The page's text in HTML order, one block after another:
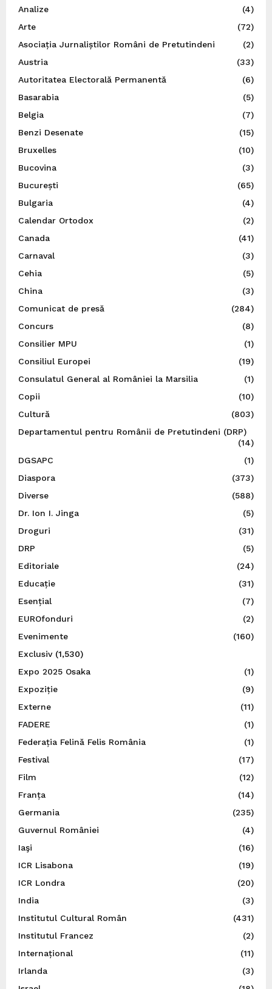
Analize
(4)
Arte
(72)
Asociația Jurnaliștilor Români de Pretutindeni
(2)
Austria
(33)
Autoritatea Electorală Permanentă
(6)
Basarabia
(5)
Belgia
(7)
Benzi Desenate
(15)
Bruxelles
(10)
Bucovina
(3)
București
(65)
Bulgaria
(4)
Calendar Ortodox
(2)
Canada
(41)
Carnaval
(3)
Cehia
(5)
China
(3)
Comunicat de presă
(284)
Concurs
(8)
Consilier MPU
(1)
Consiliul Europei
(19)
Consulatul General al României la Marsilia
(1)
Copii
(10)
Cultură
(803)
Departamentul pentru Românii de Pretutindeni (DRP)
(14)
DGSAPC
(1)
Diaspora
(373)
Diverse
(588)
Dr. Ion I. Jinga
(5)
Droguri
(31)
DRP
(5)
Editoriale
(24)
Educație
(31)
Esențial
(7)
EUROfonduri
(2)
Evenimente
(160)
Exclusiv(1,530)
Expo 2025 Osaka
(1)
Expoziție
(9)
Externe
(11)
FADERE
(1)
Federația Felină Felis România
(1)
Festival
(17)
Film
(12)
Franța
(14)
Germania
(235)
Guvernul României
(4)
Iaşi
(16)
ICR Lisabona
(19)
ICR Londra
(20)
India
(3)
Institutul Cultural Român
(431)
Institutul Francez
(2)
Internațional
(11)
Irlanda
(3)